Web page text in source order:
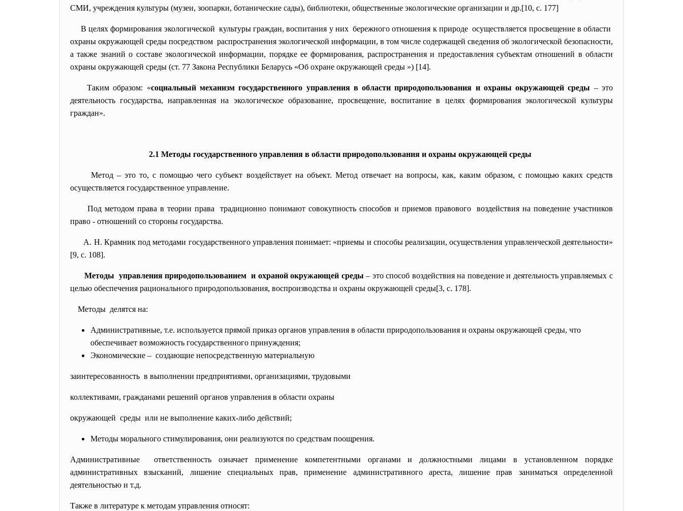
СМИ, учреждения культуры (музеи, зоопарки, ботанические сады), библиотеки, общественные экологические организации и др.[10, c. 177]
В целях формирования экологической культуры граждан, воспитания у них бережного отношения к природе осуществляется просвещение в области
охраны окружающей среды посредством распространения экологической информации, в том числе содержащей сведения об экологической безопасности,
а также знаний о составе экологической информации, порядке ее формирования, распространения и предоставления субъектам отношений в области
охраны окружающей среды (ст. 77 Закона Республики Беларусь «Об охране окружающей среды ») [14].
Таким образом: «социальный механизм государственного управления в области природопользования и охраны окружающей среды – это
деятельность государства, направленная на экологическое образование, просвещение, воспитание в целях формирования экологической культуры
граждан».
2.1 Методы государственного управления в области природопользования и охраны окружающей среды
Метод – это то, с помощью чего субъект воздействует на объект. Метод отвечает на вопросы, как, каким образом, с помощью каких средств
осуществляется государственное управление.
Под методом права в теории права традиционно понимают совокупность способов и приемов правового воздействия на поведение участников
право - отношений со стороны государства.
А. Н. Крамник под методами государственного управления понимает: «приемы и способы реализации, осуществления управленческой деятельности»
[9, с. 108].
Методы управления природопользованием и охраной окружающей среды – это способ воздействия на поведение и деятельность управляемых с
целью обеспечения рационального природопользования, воспроизводства и охраны окружающей среды[3, с. 178].
Методы делятся на:
Административные, т.е. используется прямой приказ органов управления в области природопользования и охраны окружающей среды, что
обеспечивает возможность государственного принуждения;
Экономические – создающие непосредственную материальную
заинтересованность в выполнении предприятиями, организациями, трудовыми
коллективами, гражданами решений органов управления в области охраны
окружающей среды или не выполнение каких-либо действий;
Методы морального стимулирования, они реализуются по средствам поощрения.
Административные ответственность означает применение компетентными органами и должностными лицами в установленном порядке
административных взысканий, лишение специальных прав, применение административного ареста, лишение прав заниматься определенной
деятельностью и т.д.
Также в литературе к методам управления относят: